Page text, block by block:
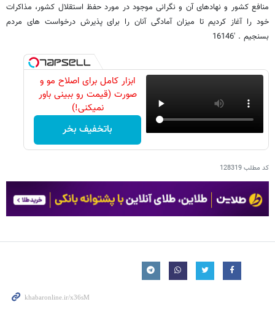
منافع کشور و نهادهای آن و نگرانی موجود در مورد حفظ استقلال کشور، مذاکرات
خود را آغاز کردیم تا میزان آمادگی آنان را برای پذیرش درخواست های مردم
بسنجیم . '16146
ابزار کامل برای اصلاح مو و
صورت (قیمت رو ببینی باور
نمیکنی!)
باتخفیف بخر
کد مطلب128319